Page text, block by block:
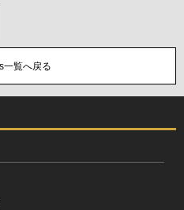
一覧へ戻る